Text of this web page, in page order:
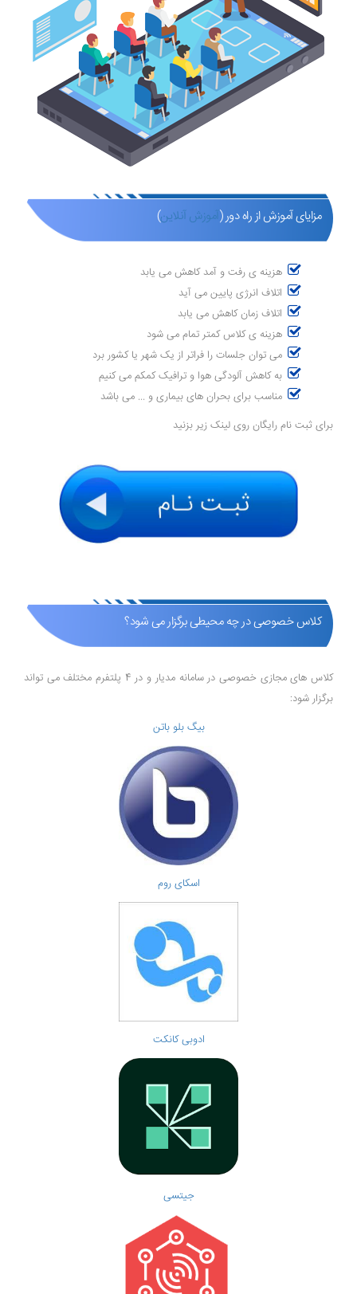
مزایای آموزش از راه دور (آموزش آنلاین)
هزینه ی رفت و آمد کاهش می یابد
اتلاف انرژی پایین می آید
اتلاف زمان کاهش می یابد
هزینه ی کلاس کمتر تمام می شود
می توان جلسات را فراتر از یک شهر یا کشور برد
به کاهش آلودگی هوا و ترافیک کمکم می کنیم
مناسب برای بحران های بیماری و ... می باشد
برای ثبت نام رایگان روی لینک زیر بزنید
کلاس خصوصی در چه محیطی برگزار می شود؟
کلاس های مجازی خصوصی در سامانه مدیار و در 4 پلتفرم مختلف می تواند
برگزار شود:
بیگ بلو باتن
اسکای روم
ادوبی کانکت
جیتسی